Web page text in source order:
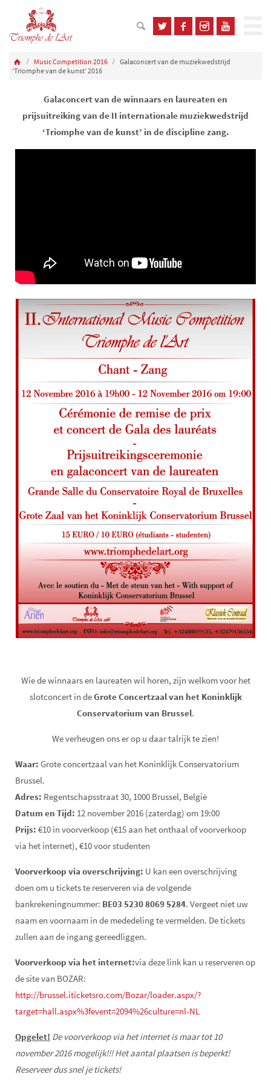
Music Competition 2016
Galaconcert van de muziekwedstrijd
‘Triomphe van de kunst’ 2016
Galaconcert van de winnaars en laureaten en
prijsuitreiking van de II internationale muziekwedstrijd
‘Triomphe van de kunst’ in de discipline zang.
Wie de winnaars en laureaten wil horen, zijn welkom voor het
slotconcert in deGrote Concertzaal van het Koninklijk
Conservatorium van Brussel.
We verheugen ons er op u daar talrijk te zien!
Waar: Grote concertzaal van het Koninklijk Conservatorium
Brussel.
Adres: Regentschapsstraat 30, 1000 Brussel, België
Datum en Tijd: 12 november 2016 (zaterdag) om 19:00
Prijs: €10 in voorverkoop (€15 aan het onthaal of voorverkoop
via het internet), €10 voor studenten
Voorverkoop via overschrijving: U kan een overschrijving
doen om u tickets te reserveren via de volgende
bankrekeningnummer: BE03 5230 8069 5284. Vergeet niet uw
naam en voornaam in de mededeling te vermelden. De tickets
zullen aan de ingang gereedliggen.
Voorverkoop via het internet:via deze link kan u reserveren op
de site van BOZAR:
http://brussel.iticketsro.com/Bozar/loader.aspx/?
target=hall.aspx%3fevent=2094%26culture=nl-NL
Opgelet! De voorverkoop via het internet is maar tot 10
november 2016 mogelijk!!! Het aantal plaatsen is beperkt!
Reserveer dus snel je tickets!